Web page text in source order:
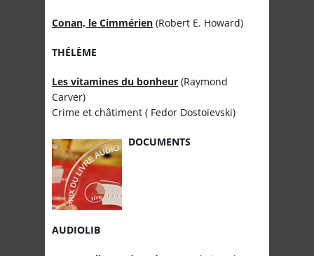
Conan, le Cimmérien (Robert E. Howard)
THÉLÈME
Les vitamines du bonheur (Raymond
Carver)
Crime et châtiment ( Fedor Dostoïevski)
DOCUMENTS
AUDIOLIB